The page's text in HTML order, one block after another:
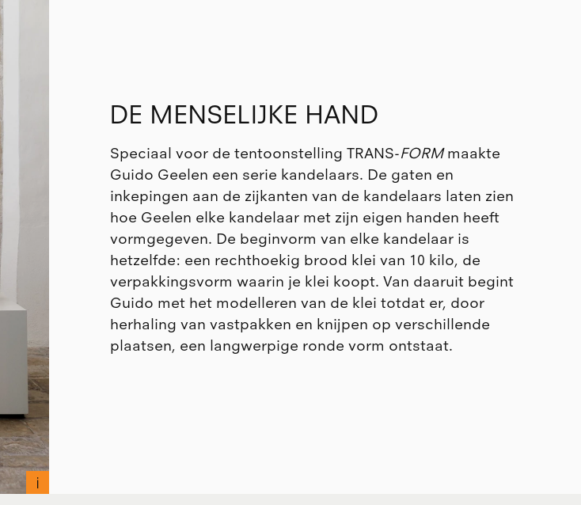
DE MENSELIJKE HAND
Speciaal voor de tentoonstelling TRANS-FORMmaakte
Guido Geelen een serie kandelaars. De gaten en
inkepingen aan de zijkanten van de kandelaars laten zien
hoe Geelen elke kandelaar met zijn eigen handen heeft
vormgegeven. De beginvorm van elke kandelaar is
hetzelfde: een rechthoekig brood klei van 10 kilo, de
verpakkingsvorm waarin je klei koopt. Van daaruit begint
Guido met het modelleren van de klei totdat er, door
herhaling van vastpakken en knijpen op verschillende
plaatsen, een langwerpige ronde vorm ontstaat.